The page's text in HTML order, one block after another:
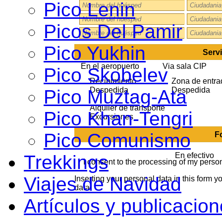
En el aeropuerto
Via sala CIP
Recibimiento
Despedida
Zona de
Despedida
Alquiler de transporte
Excursiones
En efectivo
I consent to the processing of my
Inserting your personal data in this form
data
Pico Lenin
Picos Del Pamir
Pico Yukhin
Pico Skobelev
Pico Muztag-Ata
Pico Khan-Tengri
Pico Comunismo
Trekkings
Viajes de Navidad
Artículos y